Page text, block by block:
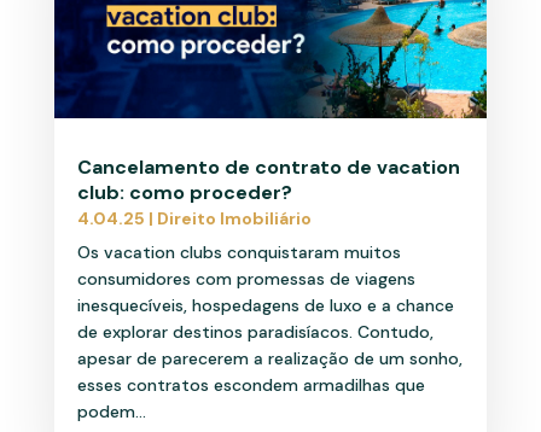
Cancelamento de contrato de vacation
club: como proceder?
4.04.25 | Direito Imobiliário
Os vacation clubs conquistaram muitos
consumidores com promessas de viagens
inesquecíveis, hospedagens de luxo e a chance
de explorar destinos paradisíacos. Contudo,
apesar de parecerem a realização de um sonho,
esses contratos escondem armadilhas que
podem...